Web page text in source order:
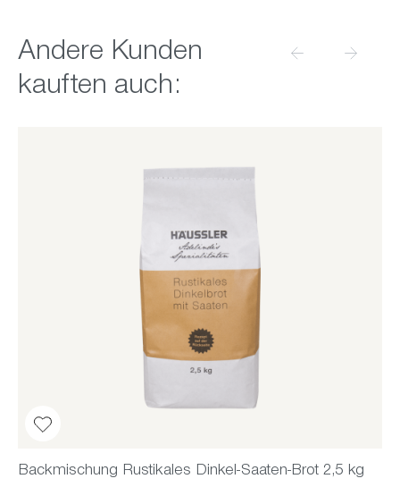
Produktgalerie überspringen
Andere Kunden
kauften auch:
Backmischung Rustikales Dinkel-Saaten-Brot 2,5 kg